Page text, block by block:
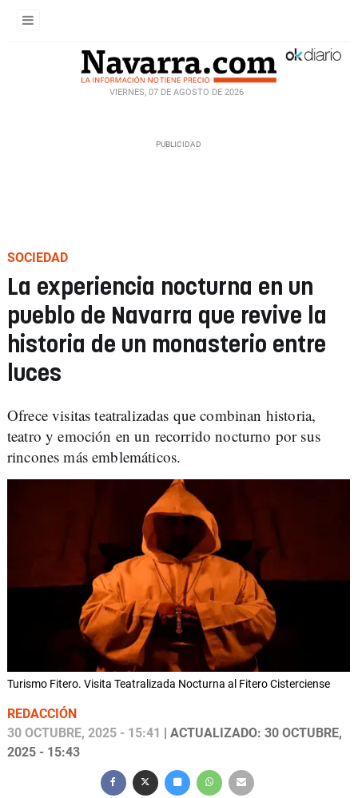
VIERNES, 07 DE AGOSTO DE 2026
SOCIEDAD
La experiencia nocturna en un
pueblo de Navarra que revive la
historia de un monasterio entre
luces
Ofrece visitas teatralizadas que combinan historia,
teatro y emoción en un recorrido nocturno por sus
rincones más emblemáticos.
Turismo Fitero. Visita Teatralizada Nocturna al Fitero Cisterciense
REDACCIÓN
30 OCTUBRE, 2025 - 15:41
| ACTUALIZADO: 30 OCTUBRE,
2025 - 15:43